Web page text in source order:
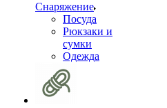
Снаряжение
Посуда
Рюкзаки и
сумки
Одежда